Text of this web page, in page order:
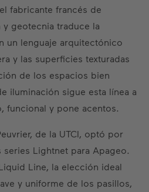
fabricante francés de
geotecnia traduce la
un lenguaje arquitectónico
y las superficies texturadas
de los espacios bien
iluminación sigue esta línea a
funcional y pone acentos.
de la UTCI, optó por
Lightnet para Apageo.
Line, la elección ideal
y uniforme de los pasillos,